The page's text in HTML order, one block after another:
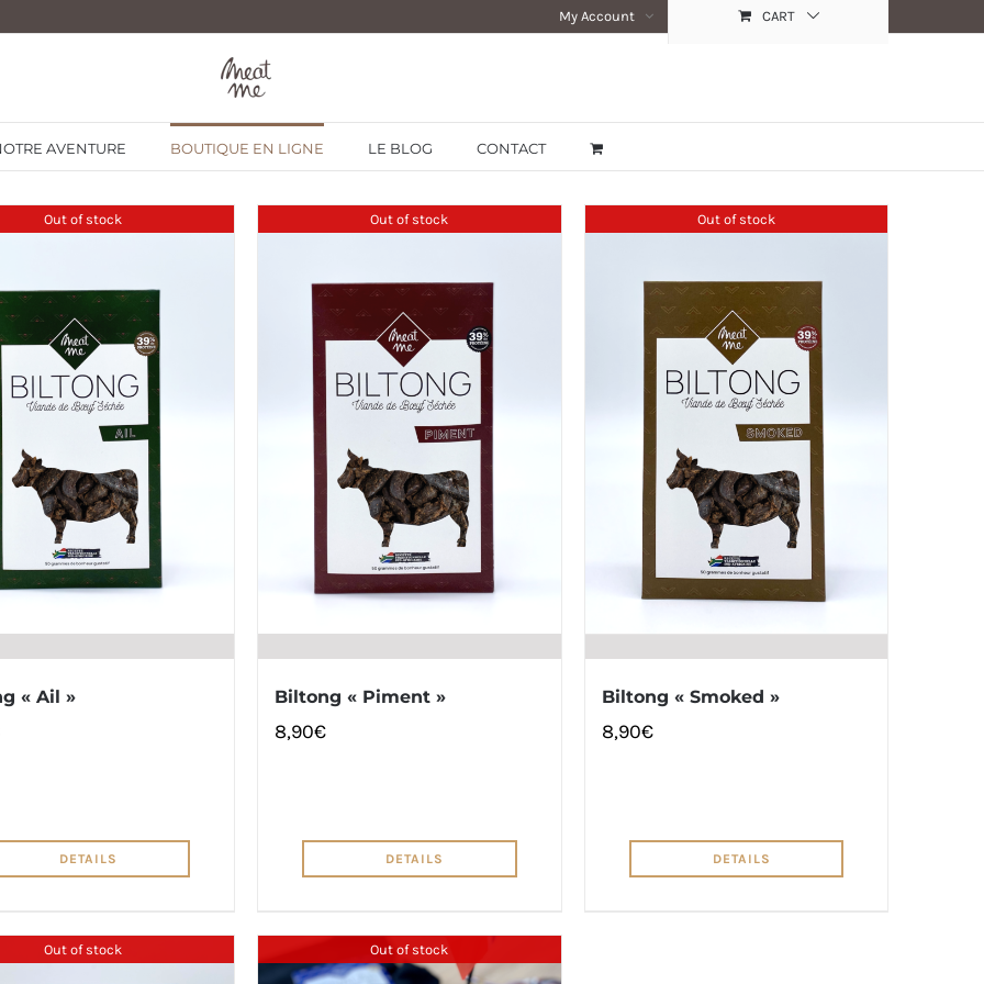
My Account CART
AVENTURE BOUTIQUE EN LIGNE LE BLOG CONTACT
Out of stock
« Ail »
DETAILS
Out of stock
Biltong « Piment »
8,90€
DETAILS
Out of stock
Biltong « Smoked »
8,90€
DETAILS
Out of stock Out of stock